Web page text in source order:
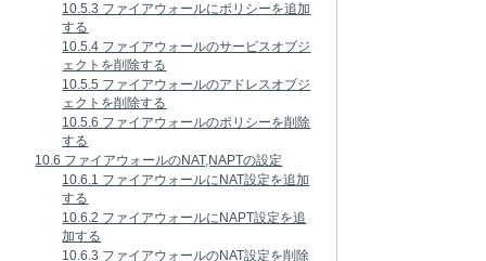
10.5.3 ファイアウォールにポリシーを追加
する
10.5.4 ファイアウォールのサービスオブジ
ェクトを削除する
10.5.5 ファイアウォールのアドレスオブジ
ェクトを削除する
10.5.6 ファイアウォールのポリシーを削除
する
10.6 ファイアウォールのNAT,NAPTの設定
10.6.1 ファイアウォールにNAT設定を追加
する
10.6.2 ファイアウォールにNAPT設定を追
加する
10.6.3 ファイアウォールのNAT設定を削除